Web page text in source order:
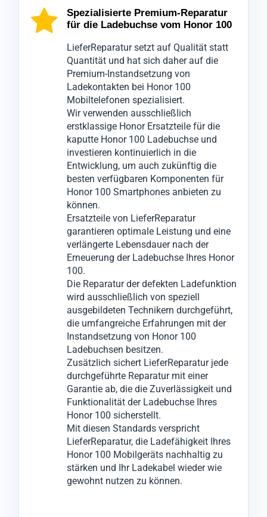
fortschrittliche Technologien, um die genaue
Ursache der Ladeprobleme zu ermitteln.
Wir wissen, wie unverzichtbar Ihr Mobilgerät
Honor 100 für Sie ist, daher garantieren wir
eine schnelle und präzise Serviceleistung,
ohne bei der Qualität Kompromisse
einzugehen.
Sollten die Probleme nicht ausschließlich
auf die Ladekontakte des Honor 100
beschränkt sein, informieren wir Sie
umgehend und werden nach Ihrer
Zustimmung notwendige Reparaturen an
anderen Komponenten vornehmen.
ausschließlich mit spezialisierten
Werkzeugen geöffnet, um den
bestmöglichen Schutz zu gewährleisten.
Es handelt sich hierbei um eine Reparatur
der Ladekontakte.
Dabei wird die beschädigte Ladebuchse
Ihres Geräts Honor 100 entfernt und durch
eine hochwertige, neue Ladebuchse ersetzt,
um die Ladefunktionalität und Konnektivität
Ihres Mobilgeräts wiederherzustellen.
Kontrolle durch unsere Qualitätsabteilung,
die die Ladebuchse Ihres Honor 100
nochmals gründlich überprüft.
Erst wenn alle zusammenhängende
Funktionstests bestanden sind, wird Ihr
Mobiltelefon Honor 100 für den Versand
freigegeben.
Dieser Prozess minimiert ärgerliche
Reklamationen, die sonst zu weiteren
Ausfallzeiten führen könnten.
Spezialisierte Premium-Reparatur
für die Ladebuchse vom Honor 100
LieferReparatur setzt auf Qualität statt
Quantität und hat sich daher auf die
Premium-Instandsetzung von
Ladekontakten bei Honor 100
Mobiltelefonen spezialisiert.
Wir verwenden ausschließlich
erstklassige Honor Ersatzteile für die
kaputte Honor 100 Ladebuchse und
investieren kontinuierlich in die
Entwicklung, um auch zukünftig die
besten verfügbaren Komponenten für
Honor 100 Smartphones anbieten zu
können.
Ersatzteile von LieferReparatur
garantieren optimale Leistung und eine
verlängerte Lebensdauer nach der
Erneuerung der Ladebuchse Ihres Honor
100.
Die Reparatur der defekten Ladefunktion
wird ausschließlich von speziell
ausgebildeten Technikern durchgeführt,
die umfangreiche Erfahrungen mit der
Instandsetzung von Honor 100
Ladebuchsen besitzen.
Zusätzlich sichert LieferReparatur jede
durchgeführte Reparatur mit einer
Garantie ab, die die Zuverlässigkeit und
Funktionalität der Ladebuchse Ihres
Honor 100 sicherstellt.
Mit diesen Standards verspricht
LieferReparatur, die Ladefähigkeit Ihres
Honor 100 Mobilgeräts nachhaltig zu
stärken und Ihr Ladekabel wieder wie
gewohnt nutzen zu können.